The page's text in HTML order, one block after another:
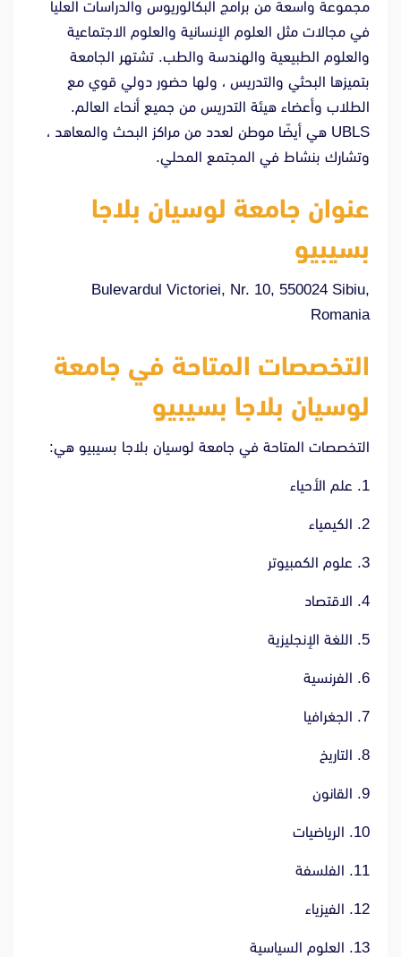
مجموعة واسعة من برامج البكالوريوس والدراسات العليا
في مجالات مثل العلوم الإنسانية والعلوم الاجتماعية
والعلوم الطبيعية والهندسة والطب. تشتهر الجامعة
بتميزها البحثي والتدريس ، ولها حضور دولي قوي مع
الطلاب وأعضاء هيئة التدريس من جميع أنحاء العالم.
UBLS هي أيضًا موطن لعدد من مراكز البحث والمعاهد ،
وتشارك بنشاط في المجتمع المحلي.
عنوان جامعة لوسيان بلاجا
بسيبيو
Bulevardul Victoriei, Nr. 10, 550024 Sibiu,
Romania
التخصصات المتاحة في جامعة
لوسيان بلاجا بسيبيو
التخصصات المتاحة في جامعة لوسيان بلاجا بسيبيو هي:
1. علم الأحياء
2. الكيمياء
3. علوم الكمبيوتر
4. الاقتصاد
5. اللغة الإنجليزية
6. الفرنسية
7. الجغرافيا
8. التاريخ
9. القانون
10. الرياضيات
11. الفلسفة
12. الفيزياء
13. العلوم السياسية